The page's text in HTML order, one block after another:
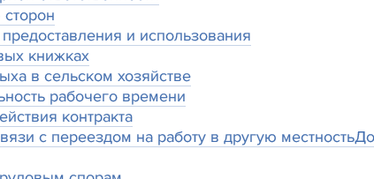
и использования
книжках
в сельском хозяйстве
рабочего времени
контракта
с переездом на работу в другую местность